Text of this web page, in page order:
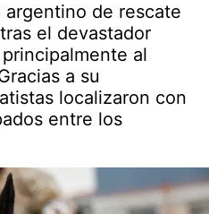
de rescate
el devastador
al
a su
localizaron con
entre los